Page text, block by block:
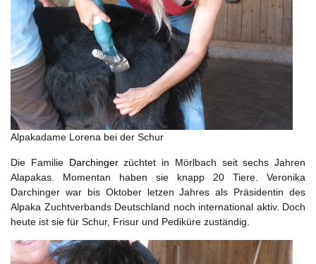
Alpakadame Lorena bei der Schur
Die Familie Darchingerzüchtet in Mörlbach seit sechs Jahren
Alapakas. Momentan haben sie knapp 20 Tiere. Veronika
Darchinger war bis Oktober letzen Jahres als Präsidentin des
Alpaka Zuchtverbands Deutschland noch international aktiv. Doch
heute ist sie für Schur, Frisur und Pediküre zuständig.